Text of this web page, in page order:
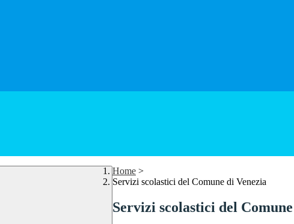
Home >
Servizi scolastici del Comune di Venezia
Servizi scolastici del